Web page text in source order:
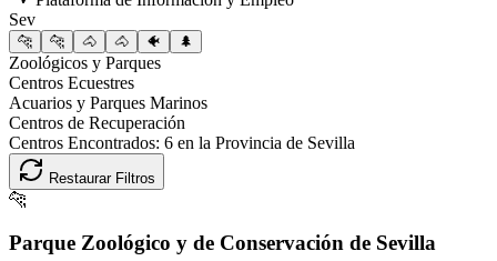
Sev
🐆 🐆 🐴 🐴 🐠 🌲
Zoológicos y Parques
Centros Ecuestres
Acuarios y Parques Marinos
Centros de Recuperación
Centros Encontrados: 6 en la Provincia de Sevilla
Restaurar Filtros
🐆
Parque Zoológico y de Conservación de Sevilla